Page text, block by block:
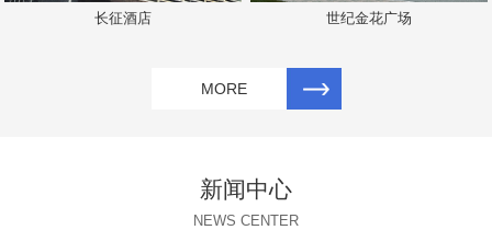
长征酒店 世纪金花广场
MORE
新闻中心
NEWS CENTER